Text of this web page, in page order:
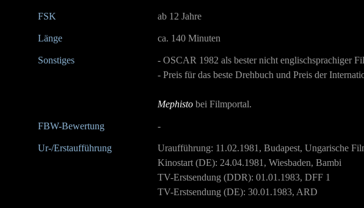
FSK ab 12 Jahre
Länge ca. 140 Minuten
Sonstiges
- OSCAR 1982 als bester nicht englischsprachiger
- Preis für das beste Drehbuch und Preis der
Mephisto bei Filmportal.
FBW-Bewertung -
Ur-/Erstaufführung
Uraufführung: 11.02.1981, Budapest, Ungarische
Kinostart (DE): 24.04.1981, Wiesbaden, Bambi
TV-Erstsendung (DDR): 01.01.1983, DFF 1
TV-Erstsendung (DE): 30.01.1983, ARD